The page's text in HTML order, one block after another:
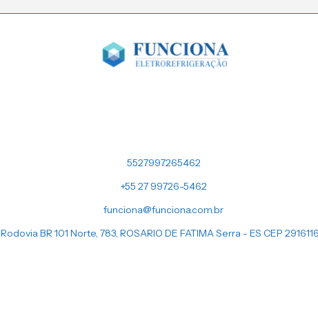
5527997265462
+55 27 99726-5462
funciona@funciona.com.br
Rodovia BR 101 Norte, 783, ROSARIO DE FATIMA Serra - ES CEP